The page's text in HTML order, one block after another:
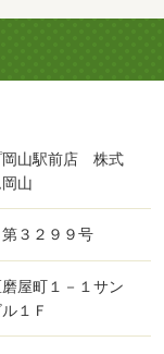
岡山駅前店 株式
山
３２９９号
屋町１－１サン
１Ｆ